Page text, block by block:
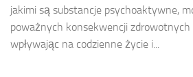
jakimi są substancje psychoaktywne,
poważnych konsekwencji zdrowotnych
wpływając na codzienne życie i...